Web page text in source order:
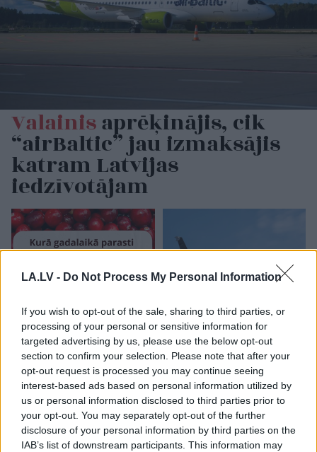
LA.LV - Do Not Process My Personal Information
If you wish to opt-out of the sale, sharing to third parties, or
processing of your personal or sensitive information for
targeted advertising by us, please use the below opt-out
section to confirm your selection. Please note that after your
opt-out request is processed you may continue seeing
interest-based ads based on personal information utilized by
us or personal information disclosed to third parties prior to
your opt-out. You may separately opt-out of the further
disclosure of your personal information by third parties on the
IAB’s list of downstream participants. This information may
Valainisaprēķinājis, cik
“airBaltic” jau izmaksājis
katram Latvijas
iedzīvotājam
TESTS.Cik daudz zini
par Latvijas dabu?
Atpazīsti kokus, augus
un putnus attēlos!
Vācijā virs militārās
bāzes pamanīti
aizdomīgi droni